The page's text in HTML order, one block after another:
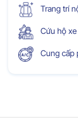
Trang trí
Cứu hộ xe
Cung cấp